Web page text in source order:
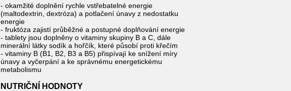
- okamžité doplnění rychle vstřebatelné energie
(maltodextrin, dextróza) a potlačení únavy z nedostatku
energie
- fruktóza zajistí průběžné a postupné doplňování energie
- tablety jsou doplněny o vitaminy skupiny B a C, dále
minerální látky sodík a hořčík, které působí proti křečím
- vitaminy B (B1, B2, B3 a B5) přispívají ke snížení míry
únavy a vyčerpání a ke správnému energetickému
metabolismu
NUTRIČNÍ HODNOTY